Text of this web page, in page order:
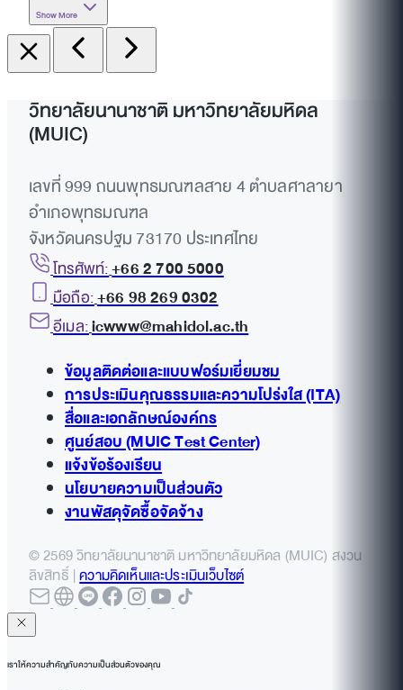
Show More
วิทยาลัยนานาชาติ มหาวิทยาลัยมหิดล
(MUIC)
เลขที่ 999 ถนนพุทธมณฑลสาย 4 ตำบลศาลายา
อำเภอพุทธมณฑล
จังหวัดนครปฐม 73170 ประเทศไทย
โทรศัพท์:+66 2 700 5000
มือถือ:+66 98 269 0302
อีเมล:icwww@mahidol.ac.th
ข้อมูลติดต่อและแบบฟอร์มเยี่ยมชม
การประเมินคุณธรรมและความโปร่งใส (ITA)
สื่อและเอกลักษณ์องค์กร
ศูนย์สอบ (MUIC Test Center)
แจ้งข้อร้องเรียน
นโยบายความเป็นส่วนตัว
งานพัสดุจัดซื้อจัดจ้าง
© 2569 วิทยาลัยนานาชาติ มหาวิทยาลัยมหิดล (MUIC) สงวน
ลิขสิทธิ์ |ความคิดเห็นและประเมินเว็บไซต์
เราให้ความสำคัญกับความเป็นส่วนตัวของคุณ